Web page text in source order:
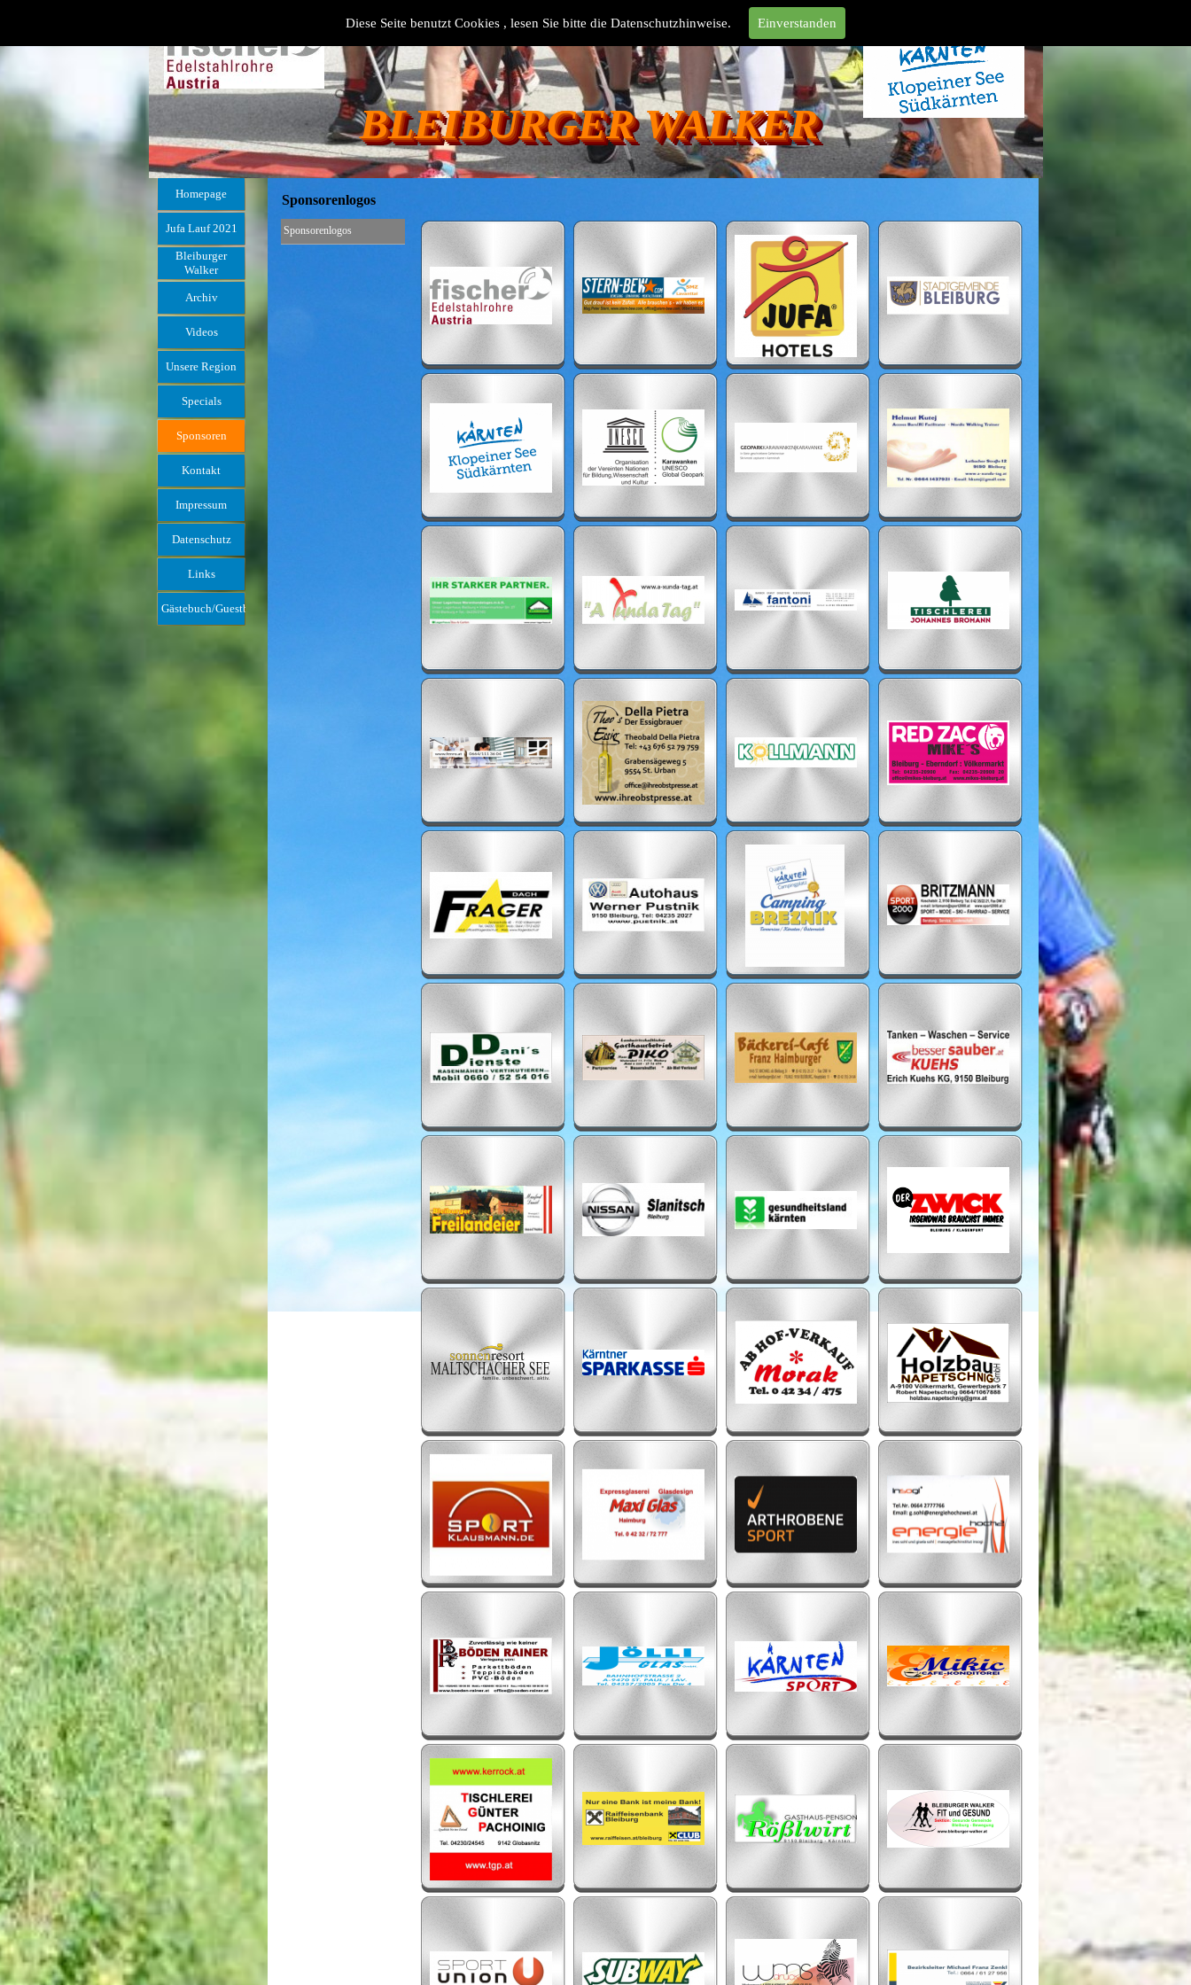
Diese Seite benutzt Cookies , lesen Sie bitte die Datenschutzhinweise. Einverstanden
BLEIBURGER WALKER
Homepage
Jufa Lauf 2021
Bleiburger
Walker
Archiv
Videos
Unsere Region
Specials
Sponsoren
Kontakt
Impressum
Datenschutz
Links
Gästebuch/Guestbook
Sponsorenlogos
Sponsorenlogos